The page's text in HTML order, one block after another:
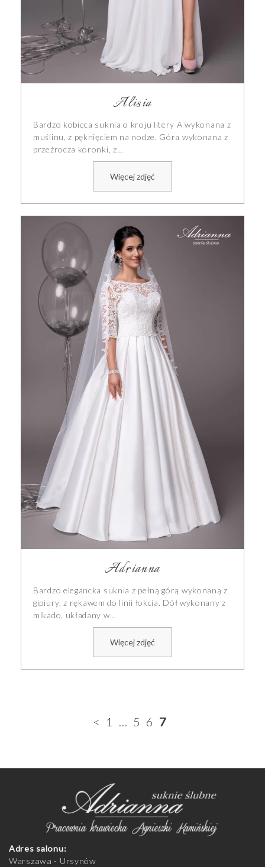
Alisia
Bardzo kobieca suknia o kroju litery A wykonana z
muślinu, z pęknięciem na nodze. Góra wykonana z
przeźrocza koronki, z…
Więcej zdjęć
Adrianna
Bardzo elegancka suknia z pełną górą wykonaną z
gipiury, z rękawem do linii łokcia. Dół wykonany z
mikado, układany w…
Więcej zdjęć
< 1 … 5 6 7
Adres salonu:
Warszawa - Ursynów